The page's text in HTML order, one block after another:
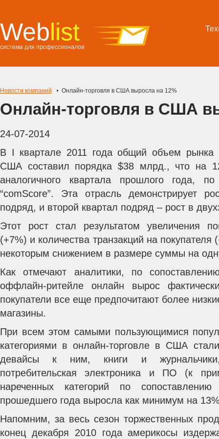
Weblist
система для профессионалов
Новости компаний Онлайн-торговля в США выросла на 12%
Онлайн-торговля в США
24-07-2014
В I квартале 2011 года общий объем рынка
США составил порядка $38 млрд., что на
аналогичного квартала прошлого года,
“comScore”. Эта отрасль демонстрирует
подряд, и второй квартал подряд – рост в
Этот рост стал результатом увеличения
(+7%) и количества транзакций на
некоторым снижением в размере суммы на
Как отмечают аналитики, по
оффлайн-ритейле онлайн вырос
покупатели все еще предпочитают более
магазины.
При всем этом самыми пользующимися
категориями в онлайн-торговле в США
девайсы к ним, книги и
потребительская электроника и ПО (к
нареченных категорий по
прошедшего года выросла как минимум на
Напомним, за весь сезон торжественных
конец декабря 2010 года америкосы